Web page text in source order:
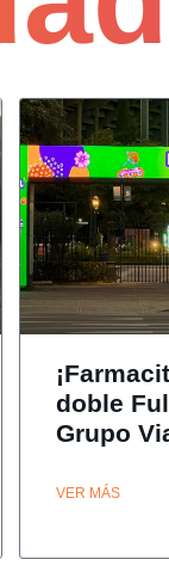
doble
Grupo
VER MÁS